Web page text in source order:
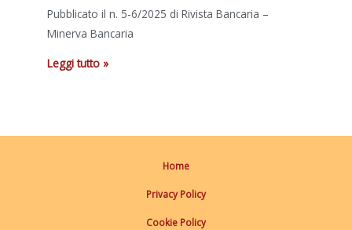
Pubblicato il n. 5-6/2025 di Rivista Bancaria –
Minerva Bancaria
Leggi tutto »
Home
Privacy Policy
Cookie Policy